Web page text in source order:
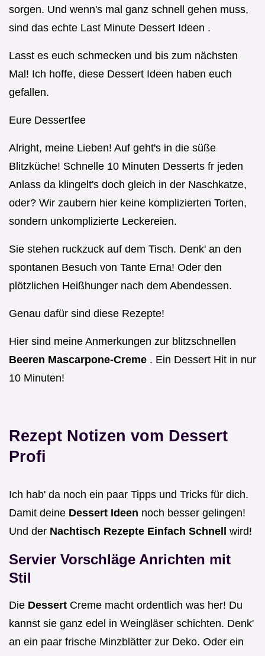
sorgen. Und wenn's mal ganz schnell gehen muss,
sind das echte Last Minute Dessert Ideen .
Lasst es euch schmecken und bis zum nächsten
Mal! Ich hoffe, diese Dessert Ideen haben euch
gefallen.
Eure Dessertfee
Alright, meine Lieben! Auf geht's in die süße
Blitzküche! Schnelle 10 Minuten Desserts fr jeden
Anlass da klingelt's doch gleich in der Naschkatze,
oder? Wir zaubern hier keine komplizierten Torten,
sondern unkomplizierte Leckereien.
Sie stehen ruckzuck auf dem Tisch. Denk' an den
spontanen Besuch von Tante Erna! Oder den
plötzlichen Heißhunger nach dem Abendessen.
Genau dafür sind diese Rezepte!
Hier sind meine Anmerkungen zur blitzschnellen
Beeren Mascarpone-Creme . Ein Dessert Hit in nur
10 Minuten!
Rezept Notizen vom Dessert
Profi
Ich hab' da noch ein paar Tipps und Tricks für dich.
Damit deine Dessert Ideen noch besser gelingen!
Und der Nachtisch Rezepte Einfach Schnell wird!
Servier Vorschläge Anrichten mit
Stil
Die Dessert Creme macht ordentlich was her! Du
kannst sie ganz edel in Weingläser schichten. Denk'
an ein paar frische Minzblätter zur Deko. Oder ein